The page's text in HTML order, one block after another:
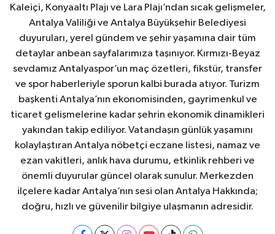
Kaleiçi, Konyaaltı Plajı ve Lara Plajı’ndan sıcak gelişmeler,
Antalya Valiliği ve Antalya Büyükşehir Belediyesi
duyuruları, yerel gündem ve şehir yaşamına dair tüm
detaylar anbean sayfalarımıza taşınıyor. Kırmızı-Beyaz
sevdamız Antalyaspor’un maç özetleri, fikstür, transfer
ve spor haberleriyle sporun kalbi burada atıyor. Turizm
başkenti Antalya’nın ekonomisinden, gayrimenkul ve
ticaret gelişmelerine kadar şehrin ekonomik dinamikleri
yakından takip ediliyor. Vatandaşın günlük yaşamını
kolaylaştıran Antalya nöbetçi eczane listesi, namaz ve
ezan vakitleri, anlık hava durumu, etkinlik rehberi ve
önemli duyurular güncel olarak sunulur. Merkezden
ilçelere kadar Antalya’nın sesi olan Antalya Hakkında;
doğru, hızlı ve güvenilir bilgiye ulaşmanın adresidir.